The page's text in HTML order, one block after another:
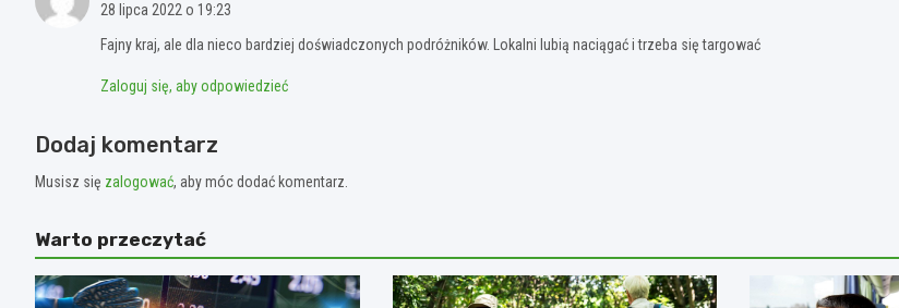
28 lipca 2022 o 19:23
Fajny kraj, ale dla nieco bardziej doświadczonych podróżników. Lokalni lubią naciągać i trzeba się targować
Zaloguj się, aby odpowiedzieć
Dodaj komentarz
Musisz się zalogować, aby móc dodać komentarz.
Warto przeczytać